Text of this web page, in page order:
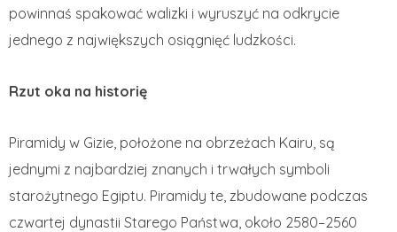
powinnaś spakować walizki i wyruszyć na odkrycie
jednego z największych osiągnięć ludzkości.
Rzut oka na historię
Piramidy w Gizie, położone na obrzeżach Kairu, są
jednymi z najbardziej znanych i trwałych symboli
starożytnego Egiptu. Piramidy te, zbudowane podczas
czwartej dynastii Starego Państwa, około 2580–2560